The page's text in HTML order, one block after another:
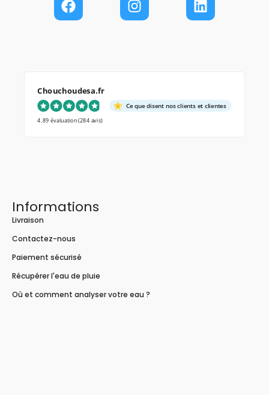
Chouchoudesa.fr
Ce que disent nos clients et clientes
4.89 évaluation(284 avis)
Informations
Livraison
Contactez-nous
Paiement sécurisé
Récupérer l'eau de pluie
Où et comment analyser votre eau ?